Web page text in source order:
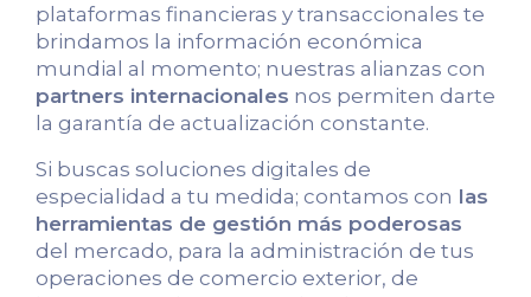
plataformas financieras y transaccionales te
brindamos la información económica
mundial al momento; nuestras alianzas con
partners internacionales nos permiten darte
la garantía de actualización constante.
Si buscas soluciones digitales de
especialidad a tu medida; contamos con las
herramientas de gestión más poderosas
del mercado, para la administración de tus
operaciones de comercio exterior, de